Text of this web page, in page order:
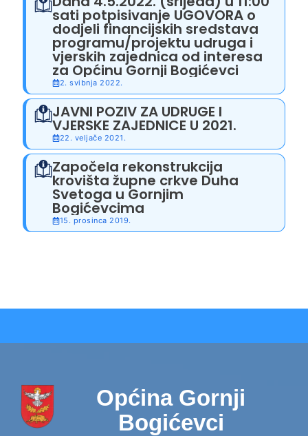
sati potpisivanje UGOVORA o
dodjeli financijskih sredstava
programu/projektu udruga i
vjerskih zajednica od interesa
za Općinu Gornji Bogićevci
2. svibnja 2022.
JAVNI POZIV ZA UDRUGE I
VJERSKE ZAJEDNICE U 2021.
22. veljače 2021.
Započela rekonstrukcija
krovišta župne crkve Duha
Svetoga u Gornjim
Bogićevcima
15. prosinca 2019.
Općina Gornji
Bogićevci